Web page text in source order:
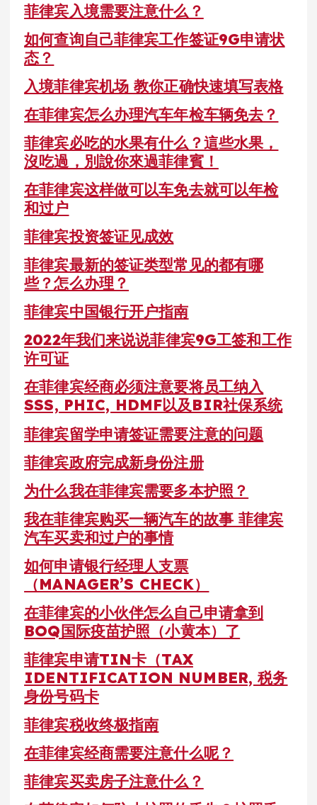
菲律宾入境需要注意什么？
如何查询自己菲律宾工作签证9G申请状
态？
入境菲律宾机场 教你正确快速填写表格
在菲律宾怎么办理汽车年检车辆免去？
菲律宾必吃的水果有什么？這些水果，
沒吃過，別說你來過菲律賓！
在菲律宾这样做可以车免去就可以年检
和过户
菲律宾投资签证见成效
菲律宾最新的签证类型常见的都有哪
些？怎么办理？
菲律宾中国银行开户指南
2022年我们来说说菲律宾9G工签和工作
许可证
在菲律宾经商必须注意要将员工纳入
SSS, PHIC, HDMF以及BIR社保系统
菲律宾留学申请签证需要注意的问题
菲律宾政府完成新身份注册
为什么我在菲律宾需要多本护照？
我在菲律宾购买一辆汽车的故事 菲律宾
汽车买卖和过户的事情
如何申请银行经理人支票
（MANAGER’S CHECK）
在菲律宾的小伙伴怎么自己申请拿到
BOQ国际疫苗护照（小黄本）了
菲律宾申请TIN卡（TAX
IDENTIFICATION NUMBER, 税务
身份号码卡
菲律宾税收终极指南
在菲律宾经商需要注意什么呢？
菲律宾买卖房子注意什么？